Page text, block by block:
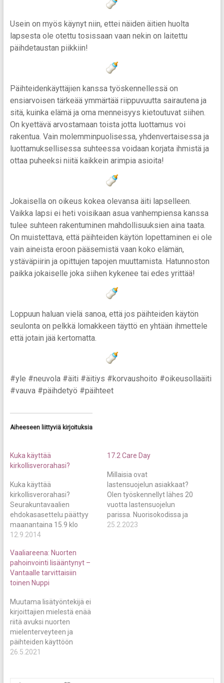
Usein on myös käynyt niin, ettei näiden äitien huolta
lapsesta ole otettu tosissaan vaan nekin on laitettu
päihdetaustan piikkiin!
Päihteidenkäyttäjien kanssa työskennellessä on
ensiarvoisen tärkeää ymmärtää riippuvuutta sairautena ja
sitä, kuinka elämä ja oma menneisyys kietoutuvat siihen.
On kyettävä arvostamaan toista jotta luottamus voi
rakentua. Vain molemminpuolisessa, yhdenvertaisessa ja
luottamuksellisessa suhteessa voidaan korjata ihmistä ja
ottaa puheeksi niitä kaikkein arimpia asioita!
Jokaisella on oikeus kokea olevansa äiti lapselleen.
Vaikka lapsi ei heti voisikaan asua vanhempiensa kanssa
tulee suhteen rakentuminen mahdollisuuksien aina taata.
On muistettava, että päihteiden käytön lopettaminen ei ole
vain aineista eroon pääsemistä vaan koko elämän,
ystäväpiirin ja opittujen tapojen muuttamista. Hatunnoston
paikka jokaiselle joka siihen kykenee tai edes yrittää!
Loppuun haluan vielä sanoa, että jos päihteiden käytön
seulonta on pelkkä lomakkeen täyttö en yhtään ihmettele
että jotain jää kertomatta.
#yle #neuvola #äiti #äitiys #korvaushoito #oikeusollaäiti
#vauva #päihdetyö #päihteet
Aiheeseen liittyviä kirjoituksia
Kuka käyttää
kirkollisverorahasi?
Kuka käyttää
kirkollisverorahasi?
Seurakuntavaalien
ehdokasasettelu päättyy
maanantaina 15.9 klo
16.00. Marraskuussa
valitaan ev.lut seurakuntiin
yli 9000 luottamushenkilöä
jotka päättävät seuraavat
neljä vuotta seurakuntien
käytännön linjauksista.
Nämä luottamushenkilöt
valitsevat tulevalla
kaudellaan myös edustajat
kirkolliskokoukseen, kirkon
parlamenttiin.
12.9.2014
17.2 Care Day
Millaisia ovat
lastensuojelun asiakkaat?
Olen työskennellyt lähes 20
vuotta lastensuojelun
parissa. Nuorisokodissa ja
perhetyössä. Tässä ajassa
25.2.2023
Vaaliareena: Nuorten
pahoinvointi lisääntynyt –
Vantaalle tarvittaisiin
toinen Nuppi
Muutama lisätyöntekijä ei
kirjoittajien mielestä enää
riitä avuksi nuorten
mielenterveyteen ja
päihteiden käyttöön
liittyvien ongelmien
26.5.2021